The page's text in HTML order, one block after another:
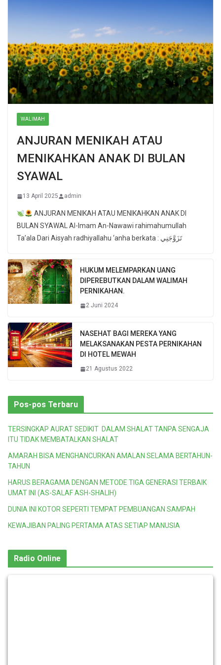
WALIMAH
ANJURAN MENIKAH ATAU
MENIKAHKAN ANAK DI BULAN
SYAWAL
13 April 2025 admin
ANJURAN MENIKAH ATAU MENIKAHKAN ANAK DI
BULAN SYAWAL Al-Imam An-Nawawi rahimahumullah
Ta’ala Dari Aisyah radhiyallahu ‘anha berkata : تَزَوَّجَنِي
HUKUM MELEMPARKAN UANG
DIPEREBUTKAN DALAM WALIMAH
PERNIKAHAN.
2 Juni 2024
NASEHAT BAGI MEREKA YANG
MELAKSANAKAN PESTA PERNIKAHAN
DI HOTEL MEWAH
21 Agustus 2022
Pos-pos Terbaru
TERSINGKAP AURAT SEDIKIT DALAM SHALAT TANPA SENGAJA
ITU TIDAK MEMBATALKAN SHALAT
AMARAH BISA MENGHANCURKAN AMALAN SELAMA BERTAHUN-
TAHUN
HARUS BERAGAMA DENGAN METODE TIGA GENERASI TERBAIK
UMAT INI (AS-SALAF ASH-SHALIH)
DUNIA INI KOTOR SEPERTI TEMPAT PEMBUANGAN SAMPAH
KEWAJIBAN PALING PERTAMA ATAS SETIAP MANUSIA
Radio Online